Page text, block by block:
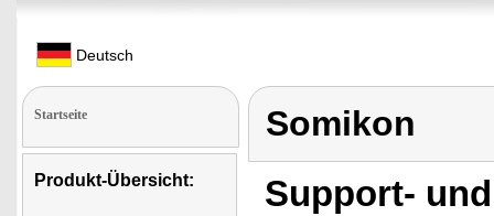
Deutsch
Startseite
Produkt-Übersicht:
Somikon
Support-